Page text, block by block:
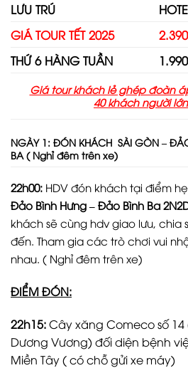
LƯU TRÚ
GIÁTOURTẾT 2025
THỨ 6 HÀNG TUẦN
Giá tour khách lẻ ghép đoàn
40khách người lớn
NGÀY1: ĐÓN KHÁCH SÀI GÒN –
BA ( Nghỉ đêm trên xe)
22h00: HDV đón khách tại điểm
Đảo Bình Hưng – Đảo Bình Ba
khách sẽ cùng hdv giao lưu, chia
đến. Tham gia các trò chơi vui
nhau. ( Nghỉ đêm trên xe)
ĐIỂM ĐÓN:
22h15:Cây xăng Comeco số 14
Dương Vương) đối diện bệnh
Miền Tây ( có chỗ gửi xe máy)